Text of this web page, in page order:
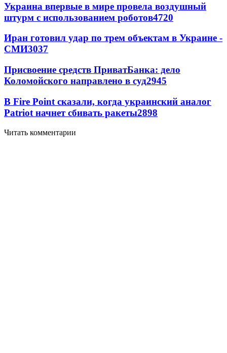
Украина впервые в мире провела воздушный
штурм с использованием роботов4720
Иран готовил удар по трем объектам в Украине -
СМИ3037
Присвоение средств ПриватБанка: дело
Коломойского направлено в суд2945
В Fire Point сказали, когда украинский аналог
Patriot начнет сбивать ракеты2898
Читать комментарии